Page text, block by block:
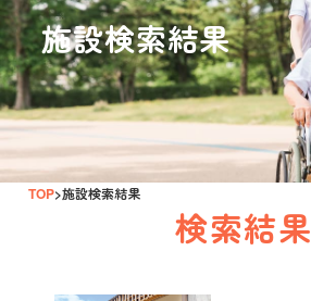
施設検索結果
TOP 施設検索結果
検索結果